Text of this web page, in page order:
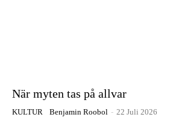
När myten tas på allvar
KULTUR Benjamin Roobol - 22 Juli 2026